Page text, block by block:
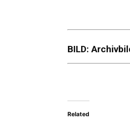
BILD:
Related